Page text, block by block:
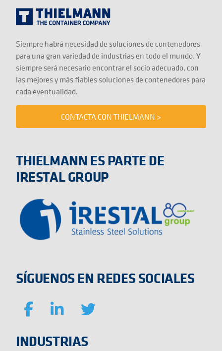
Siempre habrá necesidad de soluciones de contenedores
para una gran variedad de industrias en todo el mundo. Y
siempre será necesario encontrar el socio adecuado, con
las mejores y más fiables soluciones de contenedores para
cada eventualidad.
CONTACTA CON THIELMANN >
THIELMANN ES PARTE DE
IRESTAL GROUP
SÍGUENOS EN REDES SOCIALES
INDUSTRIAS